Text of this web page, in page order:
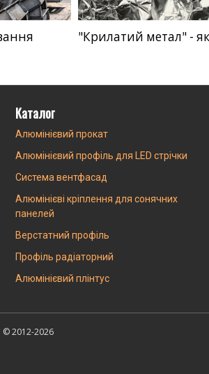
"Крилатий метал" -
Каталог
Алюмінієвий прокат
Алюмінієвий профіль для LED стрічки
Система вентфасад
Алюмінієві кріплення для сонячних
панелей
Верстатний профіль
Профіль радіаторний
Алюмінієвий плінтус
© 2012-2026